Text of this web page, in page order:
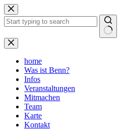
Zum
Inhalt
springen
Keine
Ergebnisse
home
Was ist Benn?
Infos
Veranstaltungen
Mitmachen
Team
Karte
Kontakt